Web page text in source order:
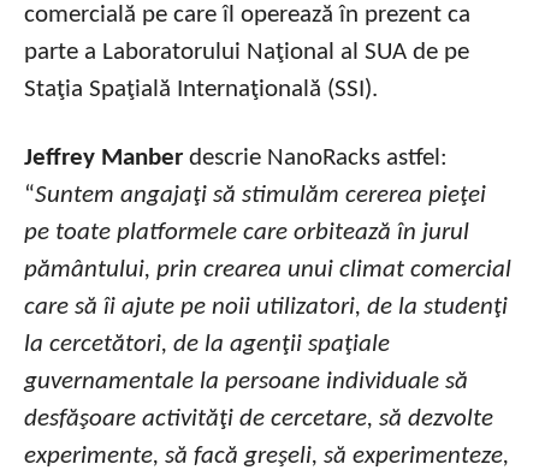
comercială pe care îl operează în prezent ca
parte a Laboratorului Naţional al SUA de pe
Staţia Spaţială Internaţională (SSI).
Jeffrey Manber descrie NanoRacks astfel:
“Suntem angajaţi să stimulăm cererea pieţei
pe toate platformele care orbitează în jurul
pământului, prin crearea unui climat comercial
care să îi ajute pe noii utilizatori, de la studenţi
la cercetători, de la agenţii spaţiale
guvernamentale la persoane individuale să
desfăşoare activităţi de cercetare, să dezvolte
experimente, să facă greşeli, să experimenteze,